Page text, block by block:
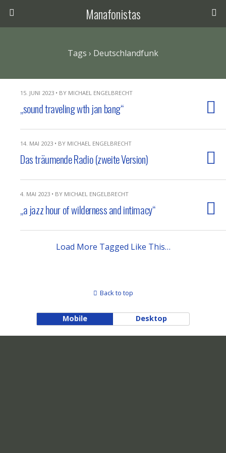
Manafonistas
Tags › Deutschlandfunk
15. JUNI 2023 • BY MICHAEL ENGELBRECHT
„sound traveling wth jan bang“
14. MAI 2023 • BY MICHAEL ENGELBRECHT
Das träumende Radio (zweite Version)
4. MAI 2023 • BY MICHAEL ENGELBRECHT
„a jazz hour of wilderness and intimacy“
Load More Tagged Like This…
Back to top
Mobile Desktop